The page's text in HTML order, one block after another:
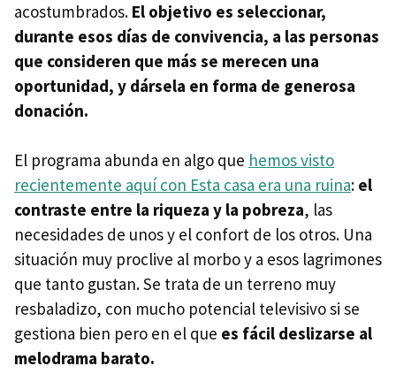
acostumbrados. El objetivo es seleccionar,
durante esos días de convivencia, a las personas
que consideren que más se merecen una
oportunidad, y dársela en forma de generosa
donación.
El programa abunda en algo que hemos visto
recientemente aquí con Esta casa era una ruina: el
contraste entre la riqueza y la pobreza, las
necesidades de unos y el confort de los otros. Una
situación muy proclive al morbo y a esos lagrimones
que tanto gustan. Se trata de un terreno muy
resbaladizo, con mucho potencial televisivo si se
gestiona bien pero en el que es fácil deslizarse al
melodrama barato.